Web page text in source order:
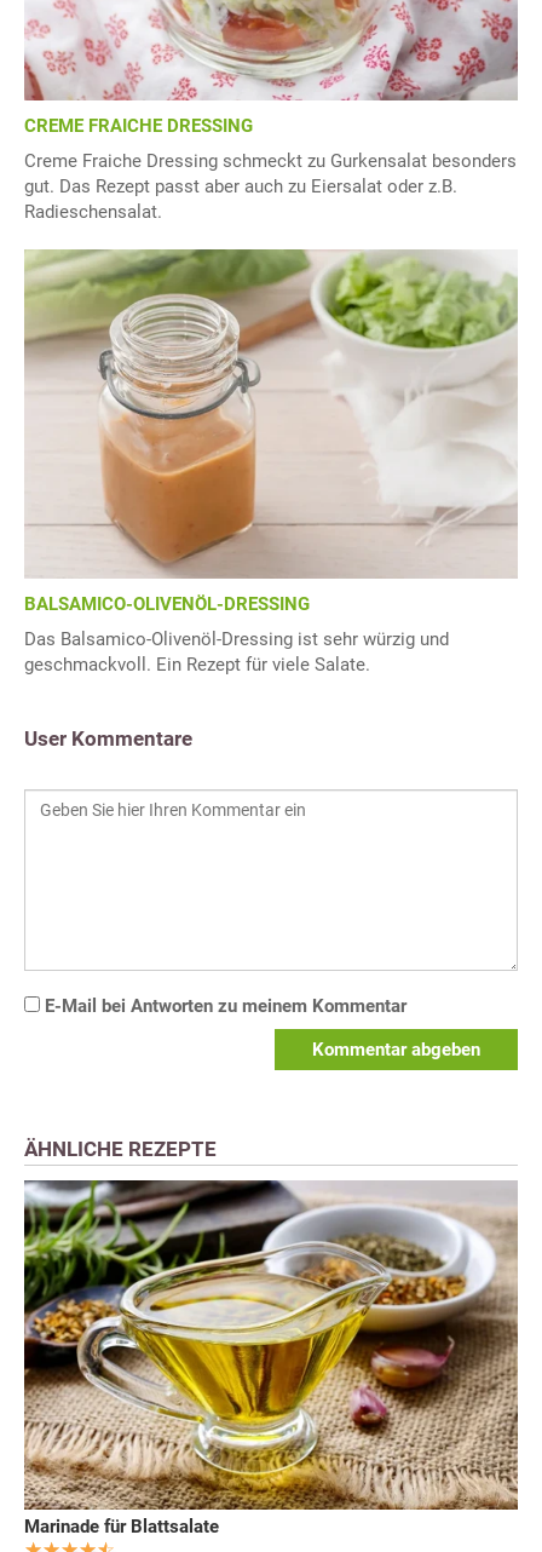
CREME FRAICHE DRESSING
Creme Fraiche Dressing schmeckt zu Gurkensalat besonders
gut. Das Rezept passt aber auch zu Eiersalat oder z.B.
Radieschensalat.
BALSAMICO-OLIVENÖL-DRESSING
Das Balsamico-Olivenöl-Dressing ist sehr würzig und
geschmackvoll. Ein Rezept für viele Salate.
User Kommentare
E-Mail bei Antworten zu meinem Kommentar
Kommentar abgeben
ÄHNLICHE REZEPTE
Marinade für Blattsalate